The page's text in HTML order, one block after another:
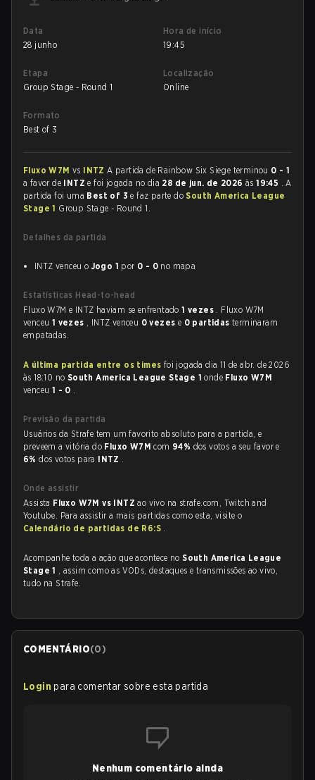
Data
28 junho
Hora de início
19:45
Etapa
Group Stage - Round 1
Localização
Online
Formato
Best of 3
Fluxo W7M vs INTZA partida de Rainbow Six Siege terminou 0 - 1
a favor de INTZe foi jogada no dia 28 de jun. de 2026às19:45 . A
partida foi uma Best of 3e faz parte do South America League
Stage 1 Group Stage - Round 1.
Detalhes da partida
INTZ venceu o Jogo 1 por 0 - 0 no mapa
Estatísticas Head-to-head
Fluxo W7M e INTZ haviam se enfrentado1 vezes . Fluxo W7M
venceu 1 vezes , INTZ venceu 0 vezes e 0 partidasterminaram
empatadas.
A última partida entre os times foi jogada dia 11 de abr. de 2026
às 18:10 no South America League Stage 1onde Fluxo W7M
venceu 1 - 0 .
Previsão da partida
Usuários da Strafe tem um favorito absoluto para a partida, e
preveem a vitória do Fluxo W7Mcom 94% dos votos a seu favor e
6%dos votos para INTZ .
Onde assistir
Assista Fluxo W7M vs INTZao vivo na strafe.com, Twitch and
Youtube. Para assistir a mais partidas como esta, visite o
Calendário de partidas de R6:S .
Acompanhe toda a ação que acontece noSouth America League
Stage 1 , assim como as VODs, destaques e transmissões ao vivo,
tudo na Strafe.
COMENTÁRIO(0)
Login para comentar sobre esta partida
Nenhum comentário ainda